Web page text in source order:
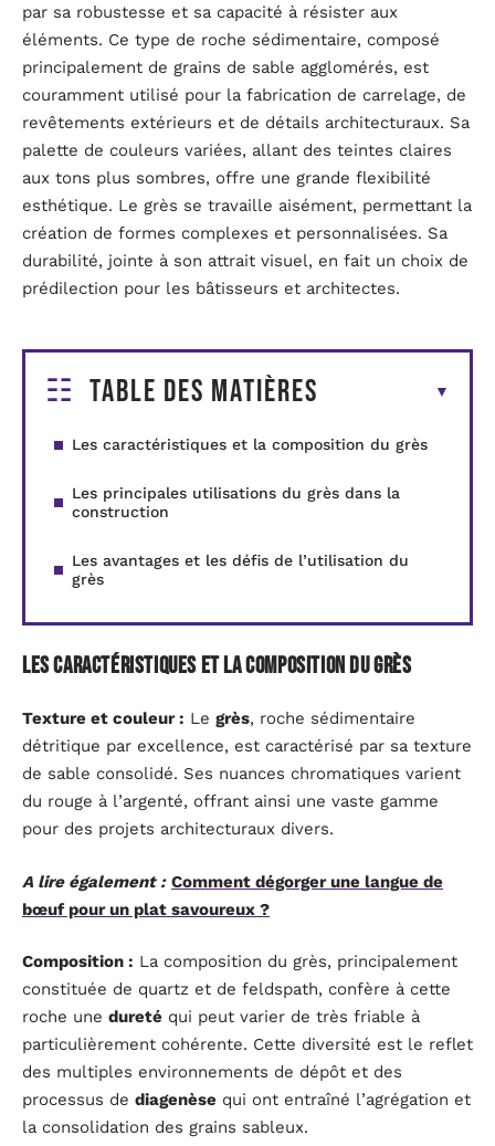
par sa robustesse et sa capacité à résister aux
éléments. Ce type de roche sédimentaire, composé
principalement de grains de sable agglomérés, est
couramment utilisé pour la fabrication de carrelage, de
revêtements extérieurs et de détails architecturaux. Sa
palette de couleurs variées, allant des teintes claires
aux tons plus sombres, offre une grande flexibilité
esthétique. Le grès se travaille aisément, permettant la
création de formes complexes et personnalisées. Sa
durabilité, jointe à son attrait visuel, en fait un choix de
prédilection pour les bâtisseurs et architectes.
Table des matières
Les caractéristiques et la composition du grès
Les principales utilisations du grès dans la
construction
Les avantages et les défis de l’utilisation du
grès
Les caractéristiques et la composition du grès
Texture et couleur : Le grès, roche sédimentaire
détritique par excellence, est caractérisé par sa texture
de sable consolidé. Ses nuances chromatiques varient
du rouge à l’argenté, offrant ainsi une vaste gamme
pour des projets architecturaux divers.
A lire également : Comment dégorger une langue de
bœuf pour un plat savoureux ?
Composition : La composition du grès, principalement
constituée de quartz et de feldspath, confère à cette
roche une dureté qui peut varier de très friable à
particulièrement cohérente. Cette diversité est le reflet
des multiples environnements de dépôt et des
processus de diagenèse qui ont entraîné l’agrégation et
la consolidation des grains sableux.